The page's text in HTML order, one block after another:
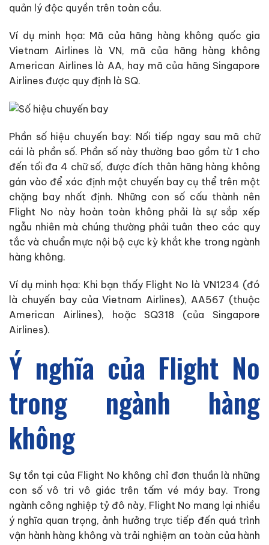
quản lý độc quyền trên toàn cầu.
Ví dụ minh họa: Mã của hãng hàng không quốc gia
Vietnam Airlines là VN, mã của hãng hàng không
American Airlines là AA, hay mã của hãng Singapore
Airlines được quy định là SQ.
Phần số hiệu chuyến bay: Nối tiếp ngay sau mã chữ
cái là phần số. Phần số này thường bao gồm từ 1 cho
đến tối đa 4 chữ số, được đích thân hãng hàng không
gán vào để xác định một chuyến bay cụ thể trên một
chặng bay nhất định. Những con số cấu thành nên
Flight No này hoàn toàn không phải là sự sắp xếp
ngẫu nhiên mà chúng thường phải tuân theo các quy
tắc và chuẩn mực nội bộ cực kỳ khắt khe trong ngành
hàng không.
Ví dụ minh họa: Khi bạn thấy Flight No là VN1234 (đó
là chuyến bay của Vietnam Airlines), AA567 (thuộc
American Airlines), hoặc SQ318 (của Singapore
Airlines).
Ý nghĩa của Flight No
trong ngành hàng
không
Sự tồn tại của Flight No không chỉ đơn thuần là những
con số vô tri vô giác trên tấm vé máy bay. Trong
ngành công nghiệp tỷ đô này, Flight No mang lại nhiều
ý nghĩa quan trọng, ảnh hưởng trực tiếp đến quá trình
vận hành hàng không và trải nghiệm an toàn của hành